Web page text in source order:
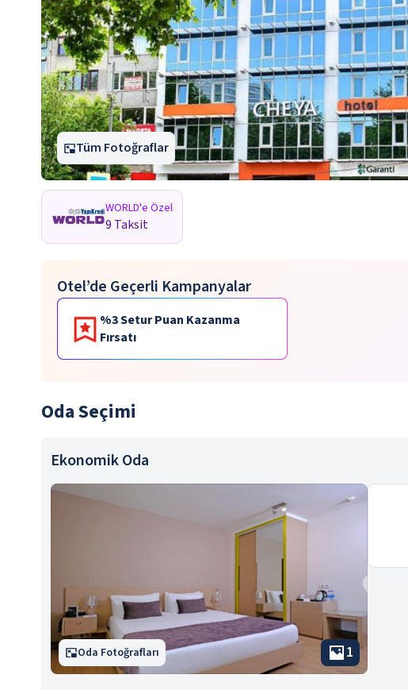
Tüm Fotoğraflar
WORLD'e Özel
9 Taksit
Otel’de Geçerli Kampanyalar
%3 Setur Puan Kazanma
Fırsatı
Oda Seçimi
Ekonomik Oda
Oda Fotoğrafları 1